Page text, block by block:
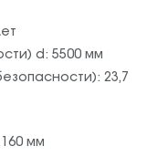
d: 5500 мм
23,7
160мм